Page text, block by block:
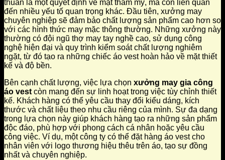
thuần là một quyết định về mặt thẩm mỹ, mà còn liên quan
đến nhiều yếu tố quan trọng khác. Đầu tiên, xưởng may
chuyên nghiệp sẽ đảm bảo chất lượng sản phẩm cao hơn so
với các hình thức may mặc thông thường. Những xưởng này
thường có đội ngũ thợ may tay nghề cao, sử dụng công
nghệ hiện đại và quy trình kiểm soát chất lượng nghiêm
ngặt, từ đó tạo ra những chiếc áo vest hoàn hảo về mặt thiết
kế và độ bền.
Bên cạnh chất lượng, việc lựa chọn xưởng may gia công
áo vestcòn mang đến sự linh hoạt trong việc tùy chỉnh thiết
kế. Khách hàng có thể yêu cầu thay đổi kiểu dáng, kích
thước và chất liệu theo nhu cầu riêng của mình. Sự đa dạng
trong lựa chọn này giúp khách hàng tạo ra những sản phẩm
độc đáo, phù hợp với phong cách cá nhân hoặc yêu cầu
công việc. Ví dụ, một công ty có thể đặt hàng áo vest cho
nhân viên với logo thương hiệu thêu trên áo, tạo sự đồng
nhất và chuyên nghiệp.